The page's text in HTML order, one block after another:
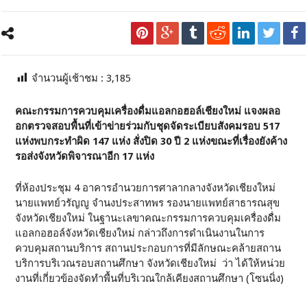
จำนวนผู้เช้าชม :3,185
คณะกรรมการควบคุมเครื่องดื่มแอลกอฮอล์เชียงใหม่ แจงผลอ
อกตรวจสอบพื้นที่เข้าข่ายร่วมกับชุดจัดระเบียบสังคมรอบ 517
แห่งพบกระทำผิด 147 แห่ง สั่งปิด 30 ปี 2 แห่งขณะที่เรื่องยังค้าง
รอส่งจังหวัดพิจารณาอีก 17 แห่ง
ที่ห้องประชุม 4 อาคารอำนวยการศาลากลางจังหวัดเชียงใหม่
นายแพทย์วรัญญู จำนงประสาทพร รองนายแพทย์สาธารณสุข
จังหวัดเชียงใหม่ ในฐานะเลขาคณะกรรมการควบคุมเครื่องดื่ม
แอลกอฮอล์จังหวัดเชียงใหม่ กล่าวถึงการดำเนินงานในการ
ควบคุมสถานบริการ สถานประกอบการที่มีลักษณะคล้ายสถาน
บริการบริเวณรอบสถานศึกษา จังหวัดเชียงใหม่ ว่า ได้ให้หน่วย
งานที่เกี่ยวข้องจัดทำพื้นที่บริเวณใกล้เคียงสถานศึกษา (โซนนิ่ง)